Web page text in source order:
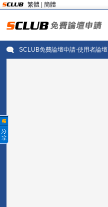
繁體 簡體
SCLUB免費論壇申請-使用者論壇